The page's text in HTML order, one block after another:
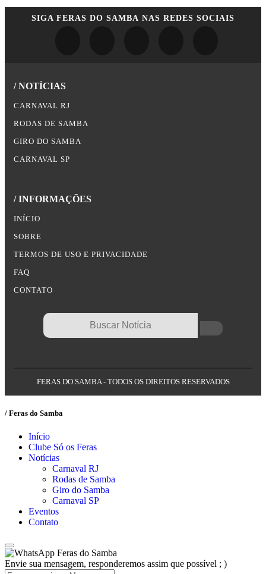
SIGA FERAS DO SAMBA NAS REDES SOCIAIS
/ NOTÍCIAS
CARNAVAL RJ
RODAS DE SAMBA
GIRO DO SAMBA
CARNAVAL SP
/ INFORMAÇÕES
INÍCIO
SOBRE
TERMOS DE USO E PRIVACIDADE
FAQ
CONTATO
FERAS DO SAMBA - TODOS OS DIREITOS RESERVADOS
/ Feras do Samba
Início
Clube Só os Feras
Notícias
Carnaval RJ
Rodas de Samba
Giro do Samba
Carnaval SP
Eventos
Contato
Feras do Samba
Envie sua mensagem, responderemos assim que possível ; )